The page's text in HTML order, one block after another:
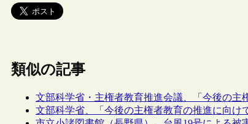
類似の記事
文部科学省・主権者教育推進会議、「今後の
文部科学省、「今後の主権者教育の推進に向け